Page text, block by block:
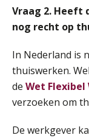
Vraag 2. Heeft
nog recht op
In Nederland is
thuiswerken.
de Wet Flexibel
verzoeken om
De werkgever